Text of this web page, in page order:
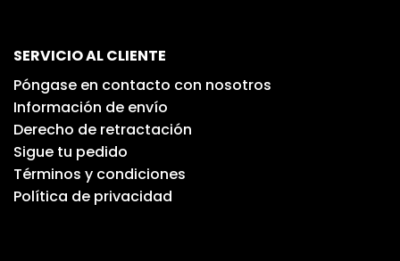
SERVICIO AL CLIENTE
Póngase en contacto con nosotros
Información de envío
Derecho de retractación
Sigue tu pedido
Términos y condiciones
Política de privacidad